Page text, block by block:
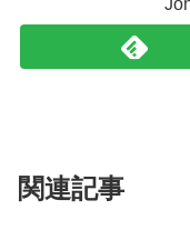
関連記事